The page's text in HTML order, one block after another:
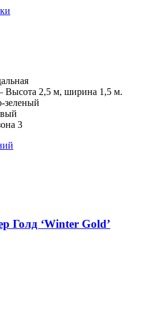
Высота 2,5 м, ширина 1,5 м.
зеленый
3
Голд ‘Winter Gold’